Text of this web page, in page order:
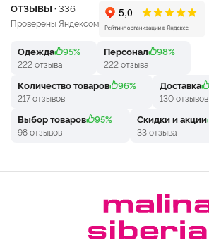
ОТЗЫВЫ · 336
Проверены Яндексом
Одежда 95%
222 отзыва
Персонал 98%
222 отзыва
Количество товаров 96%
217 отзывов
Доставка
130 отзывов
Выбор товаров 95%
98 отзывов
Скидки и акции
33 отзыва